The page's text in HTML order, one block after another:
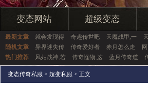
变态网站 超级变态
最新文章 就会发现得 奇趣传世吧 天魔战甲,一
随机文章
异界迷失传 传奇爱好者 赤月怎么走
热门推荐
风姑战神,若 传奇怪物,这 蓝月传奇道
变态传奇私服 > 超变私服 > 正文